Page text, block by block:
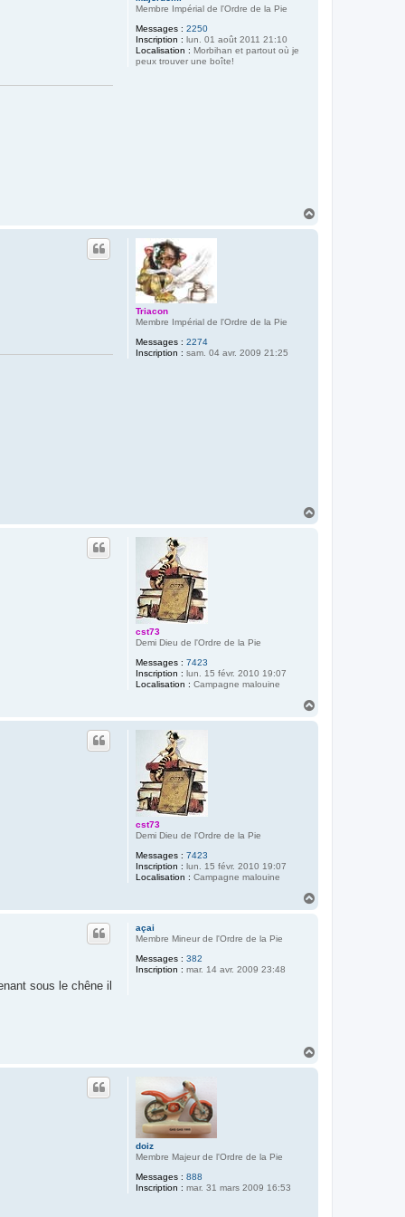
Membre Impérial de l'Ordre de la Pie
Messages : 2250
Inscription : lun. 01 août 2011 21:10
Localisation : Morbihan et partout où je
peux trouver une boîte!
Triacon
Membre Impérial de l'Ordre de la Pie
Messages : 2274
Inscription : sam. 04 avr. 2009 21:25
cst73
Demi Dieu de l'Ordre de la Pie
Messages : 7423
Inscription : lun. 15 févr. 2010 19:07
Localisation : Campagne malouine
cst73
Demi Dieu de l'Ordre de la Pie
Messages : 7423
Inscription : lun. 15 févr. 2010 19:07
Localisation : Campagne malouine
açai
Membre Mineur de l'Ordre de la Pie
Messages : 382
Inscription : mar. 14 avr. 2009 23:48
sous le chêne il
doiz
Membre Majeur de l'Ordre de la Pie
Messages : 888
Inscription : mar. 31 mars 2009 16:53